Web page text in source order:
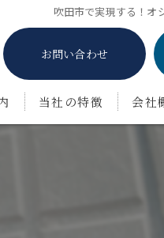
吹田市で実現する！オ
お問い合わせ
当社の特徴 会社